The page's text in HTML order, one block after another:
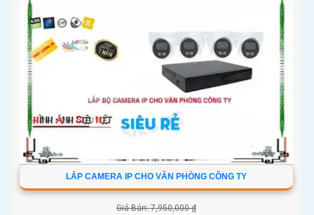
LẮP CAMERA IP CHO VĂN PHÒNG CÔNG TY
Giá Bán: 7,950,000 ₫